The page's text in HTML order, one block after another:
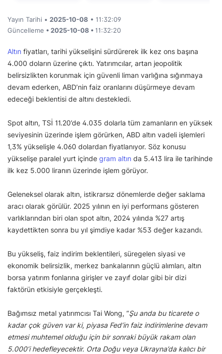
Yayın Tarihi • 2025-10-08 • 11:32:09
Güncelleme • 2025-10-08 • 11:32:20
Altın fiyatları, tarihi yükselişini sürdürerek ilk kez ons başına
4.000 doların üzerine çıktı. Yatırımcılar, artan jeopolitik
belirsizlikten korunmak için güvenli liman varlığına sığınmaya
devam ederken, ABD’nin faiz oranlarını düşürmeye devam
edeceği beklentisi de altını destekledi.
Spot altın, TSİ 11.20’de 4.035 dolarla tüm zamanların en yüksek
seviyesinin üzerinde işlem görürken, ABD altın vadeli işlemleri
1,3% yükselişle 4.060 dolardan fiyatlanıyor. Söz konusu
yükselişe paralel yurt içinde gram altın da 5.413 lira ile tarihinde
ilk kez 5.000 liranın üzerinde işlem görüyor.
Geleneksel olarak altın, istikrarsız dönemlerde değer saklama
aracı olarak görülür. 2025 yılının en iyi performans gösteren
varlıklarından biri olan spot altın, 2024 yılında %27 artış
kaydettikten sonra bu yıl şimdiye kadar %53 değer kazandı.
Bu yükseliş, faiz indirim beklentileri, süregelen siyasi ve
ekonomik belirsizlik, merkez bankalarının güçlü alımları, altın
borsa yatırım fonlarına girişler ve zayıf dolar gibi bir dizi
faktörün etkisiyle gerçekleşti.
Bağımsız metal yatırımcısı Tai Wong, “Şu anda bu ticarete o
kadar çok güven var ki, piyasa Fed’in faiz indirimlerine devam
etmesi muhtemel olduğu için bir sonraki büyük rakam olan
5.000’i hedefleyecektir. Orta Doğu veya Ukrayna’da kalıcı bir